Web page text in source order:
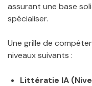
assurant une base
spécialiser.
Une grille de
niveaux suivants :
Littératie IA